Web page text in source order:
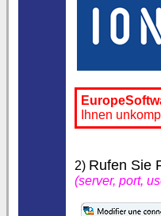
Ihnen
2) Rufen Sie
(server, port,